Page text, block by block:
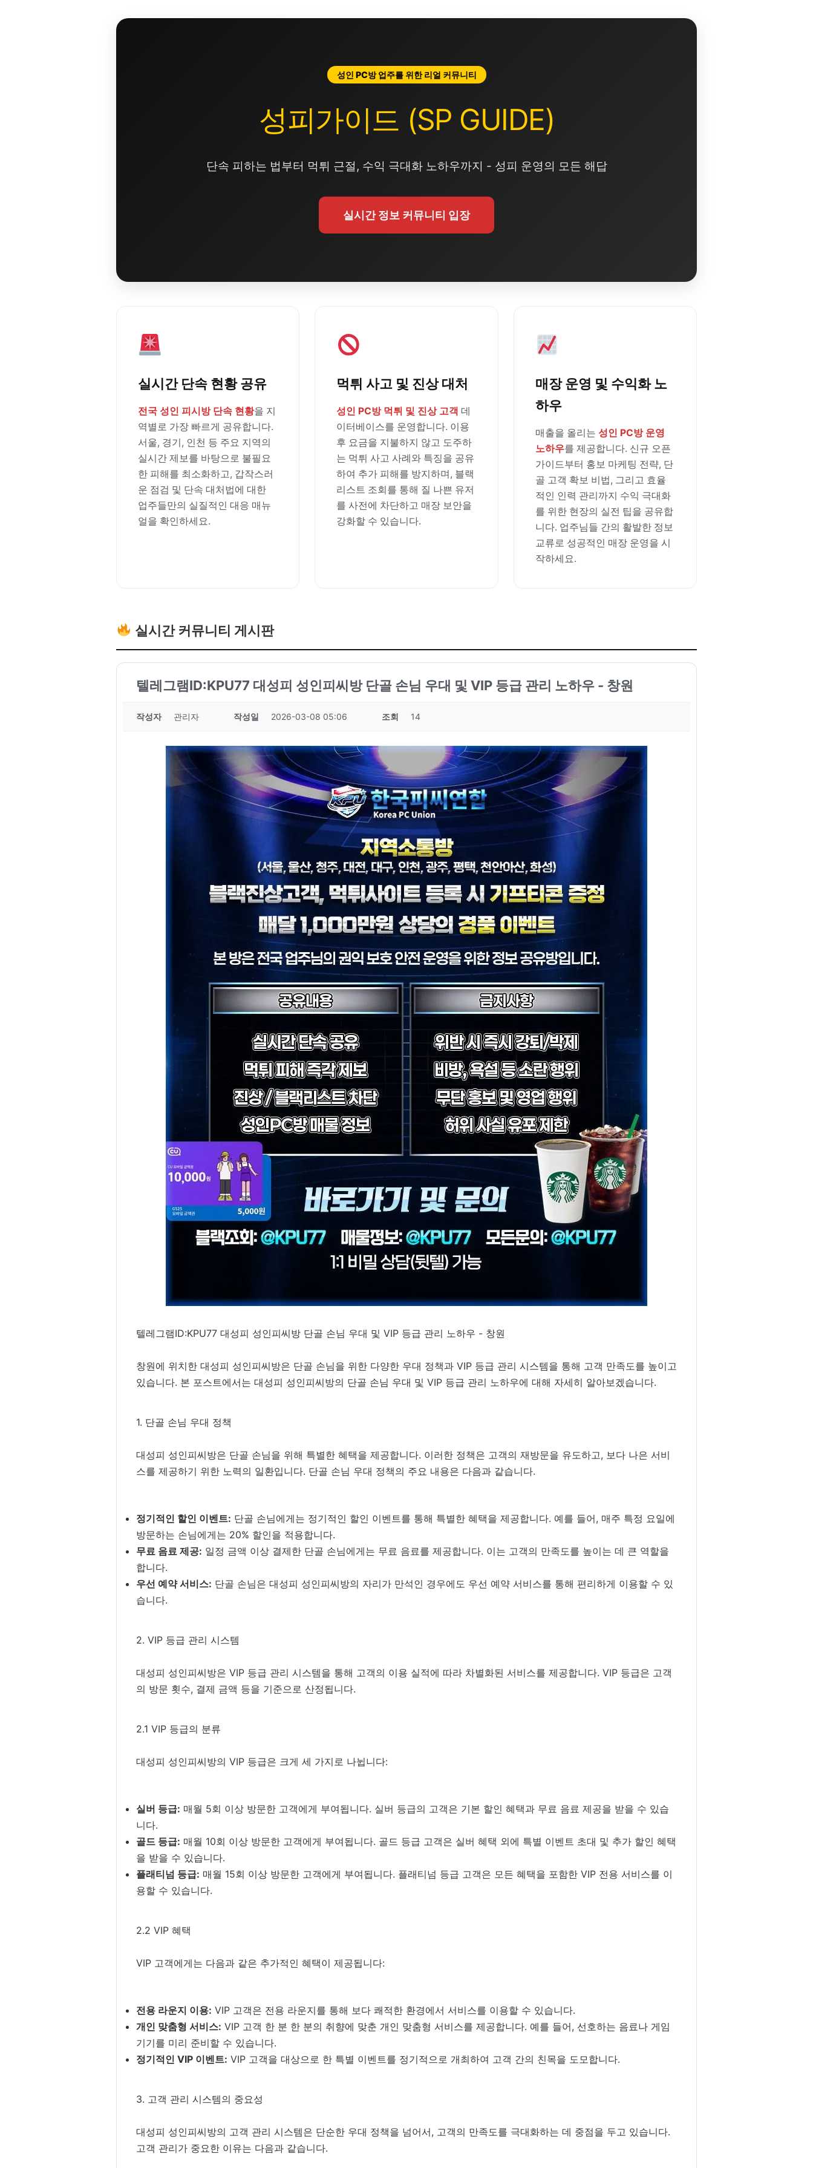
성인 PC방 업주를 위한 리얼 커뮤니티
성피가이드 (SP GUIDE)
단속 피하는 법부터 먹튀 근절, 수익 극대화 노하우까지 - 성피 운영의 모든 해답
실시간 정보 커뮤니티 입장
실시간 단속 현황 공유
전국 성인 피시방 단속 현황을 지
역별로 가장 빠르게 공유합니다.
서울, 경기, 인천 등 주요 지역의
실시간 제보를 바탕으로 불필요
한 피해를 최소화하고, 갑작스러
운 점검 및 단속 대처법에 대한
업주들만의 실질적인 대응 매뉴
얼을 확인하세요.
먹튀 사고 및 진상 대처
성인 PC방 먹튀 및 진상 고객 데
이터베이스를 운영합니다. 이용
후 요금을 지불하지 않고 도주하
는 먹튀 사고 사례와 특징을 공유
하여 추가 피해를 방지하며, 블랙
리스트 조회를 통해 질 나쁜 유저
를 사전에 차단하고 매장 보안을
강화할 수 있습니다.
매장 운영 및 수익화 노
하우
매출을 올리는 성인 PC방 운영
노하우를 제공합니다. 신규 오픈
가이드부터 홍보 마케팅 전략, 단
골 고객 확보 비법, 그리고 효율
적인 인력 관리까지 수익 극대화
를 위한 현장의 실전 팁을 공유합
니다. 업주님들 간의 활발한 정보
교류로 성공적인 매장 운영을 시
작하세요.
실시간 커뮤니티 게시판
텔레그램ID:KPU77 대성피 성인피씨방 단골 손님 우대 및 VIP 등급 관리 노하우 - 창원
작성자 관리자 작성일 2026-03-08 05:06 조회 14
텔레그램ID:KPU77 대성피 성인피씨방 단골 손님 우대 및 VIP 등급 관리 노하우 - 창원
창원에 위치한 대성피 성인피씨방은 단골 손님을 위한 다양한 우대 정책과 VIP 등급 관리 시스템을 통해 고객 만족도를 높이고
있습니다. 본 포스트에서는 대성피 성인피씨방의 단골 손님 우대 및 VIP 등급 관리 노하우에 대해 자세히 알아보겠습니다.
1. 단골 손님 우대 정책
대성피 성인피씨방은 단골 손님을 위해 특별한 혜택을 제공합니다. 이러한 정책은 고객의 재방문을 유도하고, 보다 나은 서비
스를 제공하기 위한 노력의 일환입니다. 단골 손님 우대 정책의 주요 내용은 다음과 같습니다.
정기적인 할인 이벤트: 단골 손님에게는 정기적인 할인 이벤트를 통해 특별한 혜택을 제공합니다. 예를 들어, 매주 특정 요일에
방문하는 손님에게는 20% 할인을 적용합니다.
무료 음료 제공: 일정 금액 이상 결제한 단골 손님에게는 무료 음료를 제공합니다. 이는 고객의 만족도를 높이는 데 큰 역할을
합니다.
우선 예약 서비스: 단골 손님은 대성피 성인피씨방의 자리가 만석인 경우에도 우선 예약 서비스를 통해 편리하게 이용할 수 있
습니다.
2. VIP 등급 관리 시스템
대성피 성인피씨방은 VIP 등급 관리 시스템을 통해 고객의 이용 실적에 따라 차별화된 서비스를 제공합니다. VIP 등급은 고객
의 방문 횟수, 결제 금액 등을 기준으로 산정됩니다.
2.1 VIP 등급의 분류
대성피 성인피씨방의 VIP 등급은 크게 세 가지로 나뉩니다:
실버 등급: 매월 5회 이상 방문한 고객에게 부여됩니다. 실버 등급의 고객은 기본 할인 혜택과 무료 음료 제공을 받을 수 있습
니다.
골드 등급: 매월 10회 이상 방문한 고객에게 부여됩니다. 골드 등급 고객은 실버 혜택 외에 특별 이벤트 초대 및 추가 할인 혜택
을 받을 수 있습니다.
플래티넘 등급: 매월 15회 이상 방문한 고객에게 부여됩니다. 플래티넘 등급 고객은 모든 혜택을 포함한 VIP 전용 서비스를 이
용할 수 있습니다.
2.2 VIP 혜택
VIP 고객에게는 다음과 같은 추가적인 혜택이 제공됩니다:
전용 라운지 이용: VIP 고객은 전용 라운지를 통해 보다 쾌적한 환경에서 서비스를 이용할 수 있습니다.
개인 맞춤형 서비스: VIP 고객 한 분 한 분의 취향에 맞춘 개인 맞춤형 서비스를 제공합니다. 예를 들어, 선호하는 음료나 게임
기기를 미리 준비할 수 있습니다.
정기적인 VIP 이벤트: VIP 고객을 대상으로 한 특별 이벤트를 정기적으로 개최하여 고객 간의 친목을 도모합니다.
3. 고객 관리 시스템의 중요성
대성피 성인피씨방의 고객 관리 시스템은 단순한 우대 정책을 넘어서, 고객의 만족도를 극대화하는 데 중점을 두고 있습니다.
고객 관리가 중요한 이유는 다음과 같습니다.